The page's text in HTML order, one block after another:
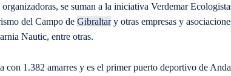
se suman a la iniciativa Verdemar
del Campo de Gibraltary otras empresas y
Nautic, entre otras.
con 1.382 amarres y es el primer puerto deportivo de